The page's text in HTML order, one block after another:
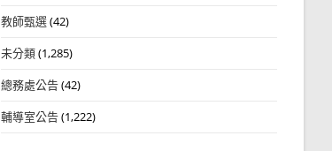
教師甄選(42)
未分類(1,285)
總務處公告(42)
輔導室公告(1,222)